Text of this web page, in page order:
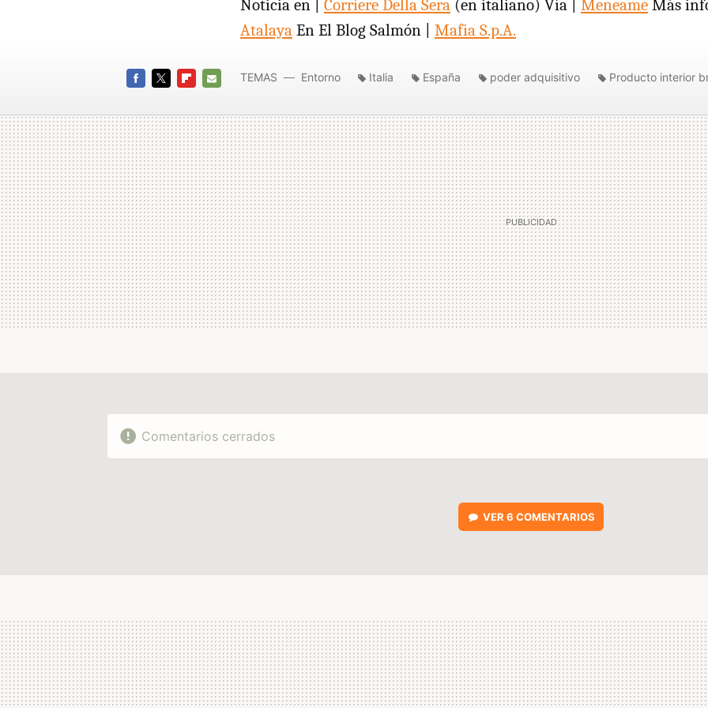
Noticia en | Corriere Della Sera (en italiano) Vía | Meneame Más
Atalaya En El Blog Salmón | Mafia S.p.A.
MAIL
TEMAS Entorno Italia España poder adquisitivo Producto interior
Comentarios cerrados
VER 6 COMENTARIOS